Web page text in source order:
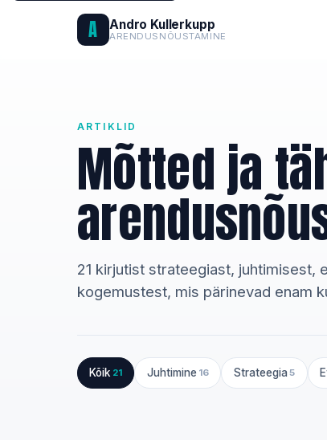
A Andro Kullerkupp
ARENDUSNÕUSTAMINE
ARTIKLID
Mõtted ja
21 kirjutist strateegiast,
kogemustest, mis pärinevad enam
Kõik 21 Juhtimine 16 Strateegia5